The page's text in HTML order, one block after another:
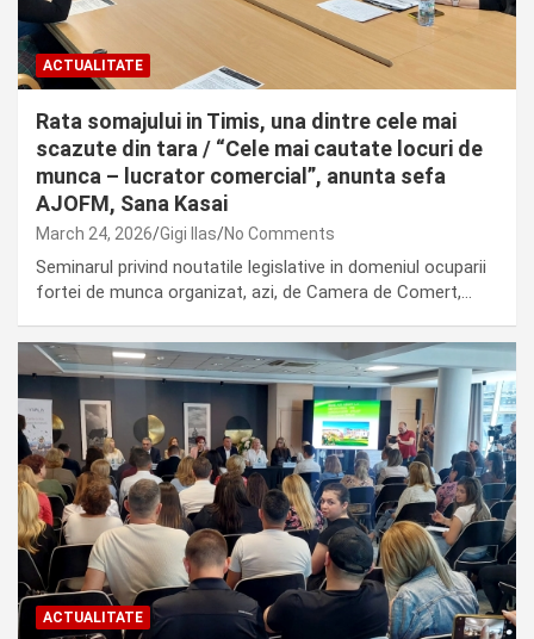
ACTUALITATE
Rata somajului in Timis, una dintre cele mai
scazute din tara / “Cele mai cautate locuri de
munca – lucrator comercial”, anunta sefa
AJOFM, Sana Kasai
March 24, 2026 Gigi Ilas No Comments
Seminarul privind noutatile legislative in domeniul ocuparii
fortei de munca organizat, azi, de Camera de Comert,…
ACTUALITATE